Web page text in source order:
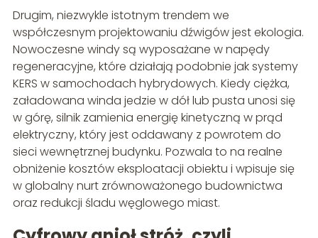
Drugim, niezwykle istotnym trendem we
współczesnym projektowaniu dźwigów jest ekologia.
Nowoczesne windy są wyposażane w napędy
regeneracyjne, które działają podobnie jak systemy
KERS w samochodach hybrydowych. Kiedy ciężka,
załadowana winda jedzie w dół lub pusta unosi się
w górę, silnik zamienia energię kinetyczną w prąd
elektryczny, który jest oddawany z powrotem do
sieci wewnętrznej budynku. Pozwala to na realne
obniżenie kosztów eksploatacji obiektu i wpisuje się
w globalny nurt zrównoważonego budownictwa
oraz redukcji śladu węglowego miast.